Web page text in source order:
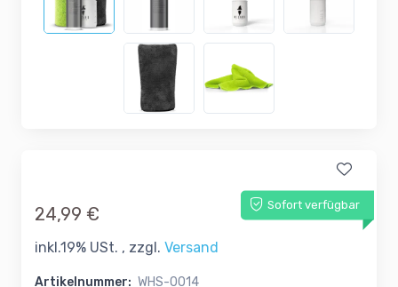
Sofort verfügbar
24,99 €
inkl.19% USt. , zzgl. Versand
Artikelnummer: WHS-0014